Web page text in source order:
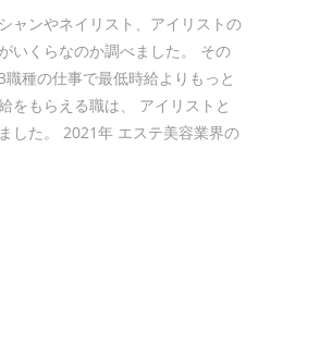
ャンやネイリスト、アイリストの
いくらなのか調べました。 その
職種の仕事で最低時給よりもっと
をもらえる職は、 アイリストと
した。 2021年 エステ美容業界の